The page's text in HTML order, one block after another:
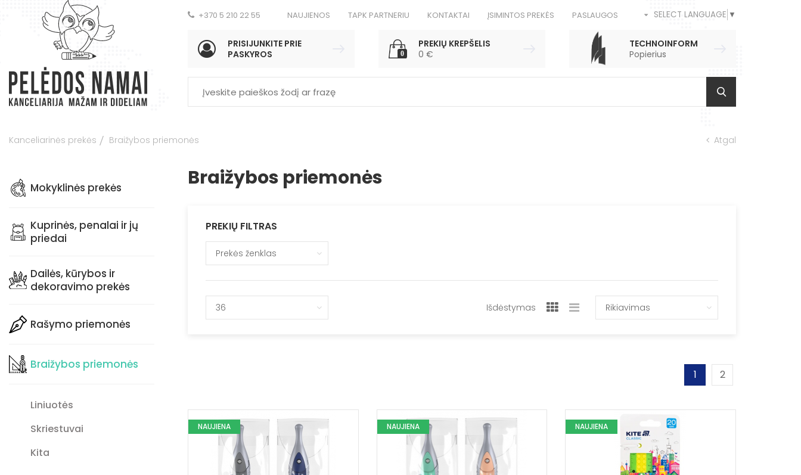
+370 5 210 22 55 NAUJIENOS TAPK PARTNERIU KONTAKTAI ĮSIMINTOS PREKĖS PASLAUGOS SELECT LANGUAGE ▼
PRISIJUNKITE PRIE
PASKYROS
0
PREKIŲ KREPŠELIS
0 €
TECHNOINFORM
Popierius
Kanceliarinės prekės Braižybos priemonės Atgal
Mokyklinės prekės
Kuprinės, penalai ir jų
priedai
Dailės, kūrybos ir
dekoravimo prekės
Rašymo priemonės
Braižybos priemonės
Liniuotės
Skriestuvai
Kita
Braižybos priemonės
PREKIŲ FILTRAS
Prekės ženklas
36 Išdėstymas Rikiavimas
1 2
NAUJIENA NAUJIENA NAUJIENA